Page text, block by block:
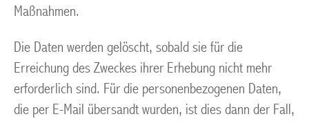
Maßnahmen.
Die Daten werden gelöscht, sobald sie für die
Erreichung des Zweckes ihrer Erhebung nicht mehr
erforderlich sind. Für die personenbezogenen Daten,
die per E-Mail übersandt wurden, ist dies dann der Fall,